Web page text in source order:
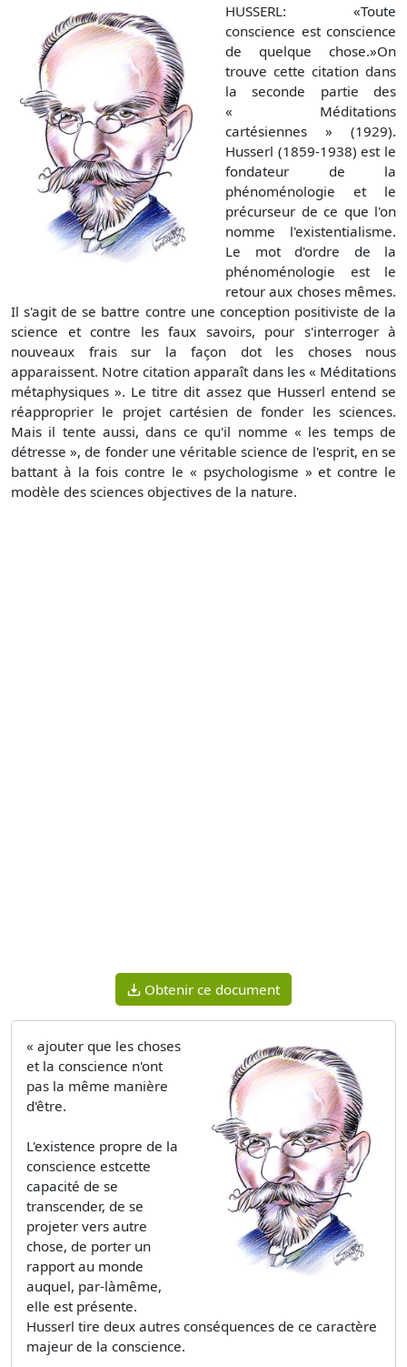
HUSSERL: «Toute
conscience est conscience
de quelque chose.»On
trouve cette citation dans
la seconde partie des
« Méditations
cartésiennes » (1929).
Husserl (1859-1938) est le
fondateur de la
phénoménologie et le
précurseur de ce que l'on
nomme l'existentialisme.
Le mot d'ordre de la
phénoménologie est le
retour aux choses mêmes.
Il s'agit de se battre contre une conception positiviste de la
science et contre les faux savoirs, pour s'interroger à
nouveaux frais sur la façon dot les choses nous
apparaissent. Notre citation apparaît dans les « Méditations
métaphysiques ». Le titre dit assez que Husserl entend se
réapproprier le projet cartésien de fonder les sciences.
Mais il tente aussi, dans ce qu'il nomme « les temps de
détresse », de fonder une véritable science de l'esprit, en se
battant à la fois contre le « psychologisme » et contre le
modèle des sciences objectives de la nature.
Obtenir ce document
« ajouter que les choses
et la conscience n'ont
pas la même manière
d'être.
L'existence propre de la
conscience estcette
capacité de se
transcender, de se
projeter vers autre
chose, de porter un
rapport au monde
auquel, par-làmême,
elle est présente.
Husserl tire deux autres conséquences de ce caractère
majeur de la conscience.